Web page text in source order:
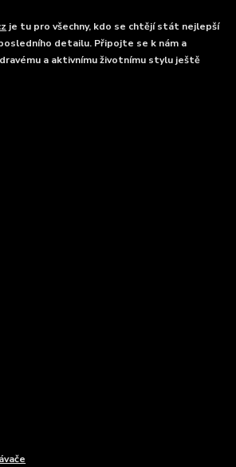
je tu pro všechny, kdo se chtějí stát nejlepší
detailu. Připojte se k nám a
a aktivnímu životnímu stylu ještě